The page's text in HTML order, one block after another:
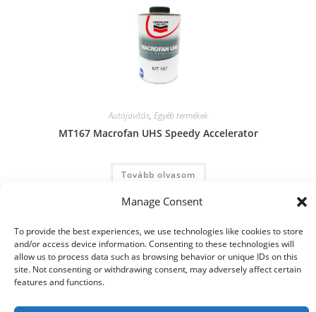
Manage Consent
To provide the best experiences, we use technologies like cookies to store
and/or access device information. Consenting to these technologies will
allow us to process data such as browsing behavior or unique IDs on this
site. Not consenting or withdrawing consent, may adversely affect certain
features and functions.
Autójavítás, Egyéb termékek
MT167 Macrofan UHS Speedy Accelerator
Tovább olvasom
© 2021 Kaméleon Hungary Kft. Minden jog fenntartva. All rights